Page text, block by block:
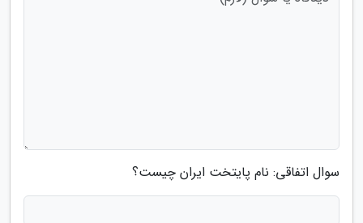
سوال اتفاقی: نام پایتخت ایران چیست؟